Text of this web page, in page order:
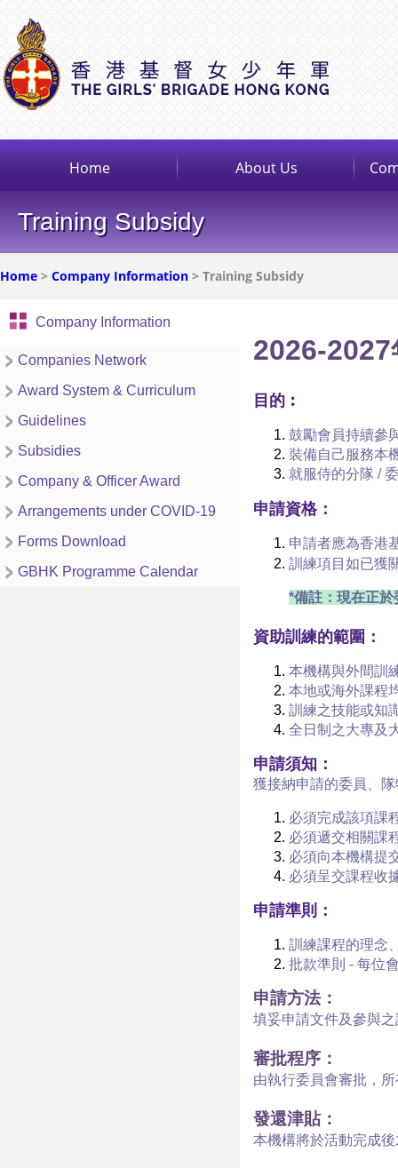
Home About Us
Training Subsidy
Home > Company Information > Training Subsidy
Company Information
Companies Network
Award System & Curriculum
Guidelines
Subsidies
Company & Officer Award
Arrangements under COVID-19
Forms Download
GBHK Programme Calendar
2026-
目的︰
鼓勵會員持續參
裝備自己服務本
就服侍的分隊 /
申請資格：
申請者應為香港
訓練項目如已獲
*備註：現在正
資助訓練的範圍：
本機構與外間訓
本地或海外課程
訓練之技能或知
全日制之大專及
申請須知：
獲接納申請的委員、
必須完成該項課
必須遞交相關課
必須向本機構提
必須呈交課程收
申請準則：
訓練課程的理念
批款準則 - 每位
申請方法：
填妥申請文件及參與
審批程序：
由執行委員會審批，
發還津貼：
本機構將於活動完成